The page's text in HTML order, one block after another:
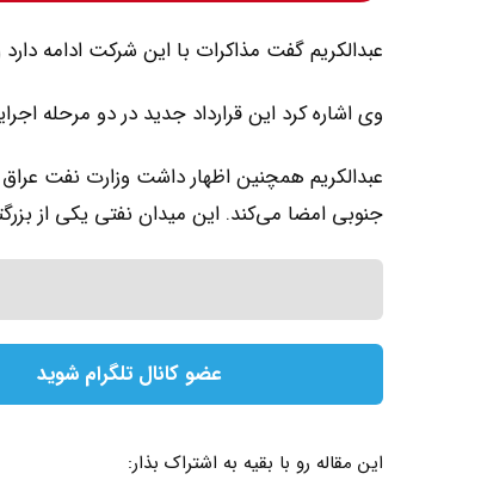
عبدالکریم گفت مذاکرات با این شرکت ادامه دارد و به یک قرارداد برای
وی اشاره کرد این قرارداد جدید در دو مرحله اجرایی می‌شود.71 حلقه چاه در
جنوبی امضا می‌کند. این میدان نفتی یکی از بزرگترین
عضو کانال تلگرام شوید
این مقاله رو با بقیه به اشتراک بذار: